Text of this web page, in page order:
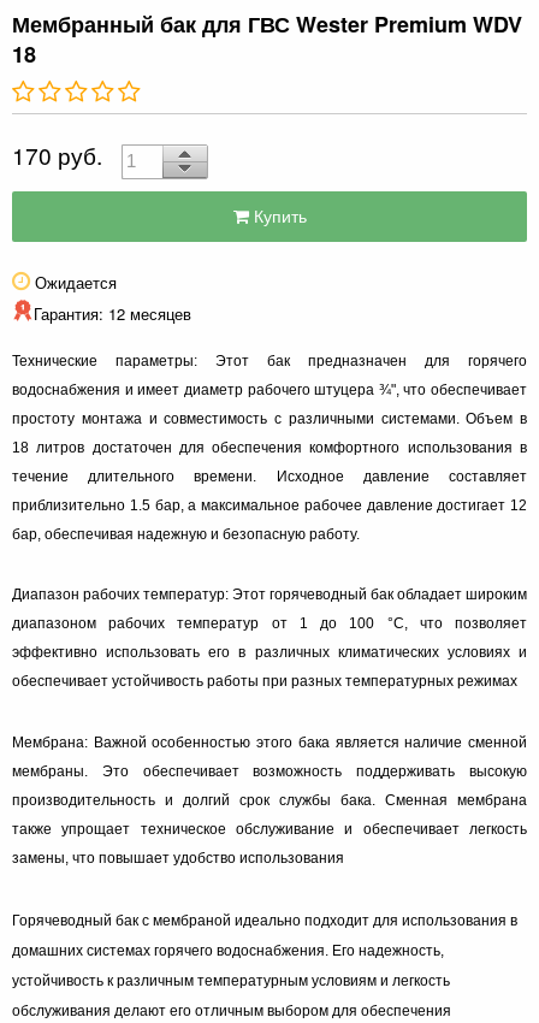
Мембранный бак для ГВС Wester Premium WDV
18
170 руб.
Купить
Ожидается
Гарантия: 12 месяцев
Технические параметры: Этот бак предназначен для горячего
водоснабжения и имеет диаметр рабочего штуцера ¾", что обеспечивает
простоту монтажа и совместимость с различными системами. Объем в
18 литров достаточен для обеспечения комфортного использования в
течение длительного времени. Исходное давление составляет
приблизительно 1.5 бар, а максимальное рабочее давление достигает 12
бар, обеспечивая надежную и безопасную работу.
Диапазон рабочих температур: Этот горячеводный бак обладает широким
диапазоном рабочих температур от 1 до 100 °C, что позволяет
эффективно использовать его в различных климатических условиях и
обеспечивает устойчивость работы при разных температурных режимах
Мембрана: Важной особенностью этого бака является наличие сменной
мембраны. Это обеспечивает возможность поддерживать высокую
производительность и долгий срок службы бака. Сменная мембрана
также упрощает техническое обслуживание и обеспечивает легкость
замены, что повышает удобство использования
Горячеводный бак с мембраной идеально подходит для использования в
домашних системах горячего водоснабжения. Его надежность,
устойчивость к различным температурным условиям и легкость
обслуживания делают его отличным выбором для обеспечения